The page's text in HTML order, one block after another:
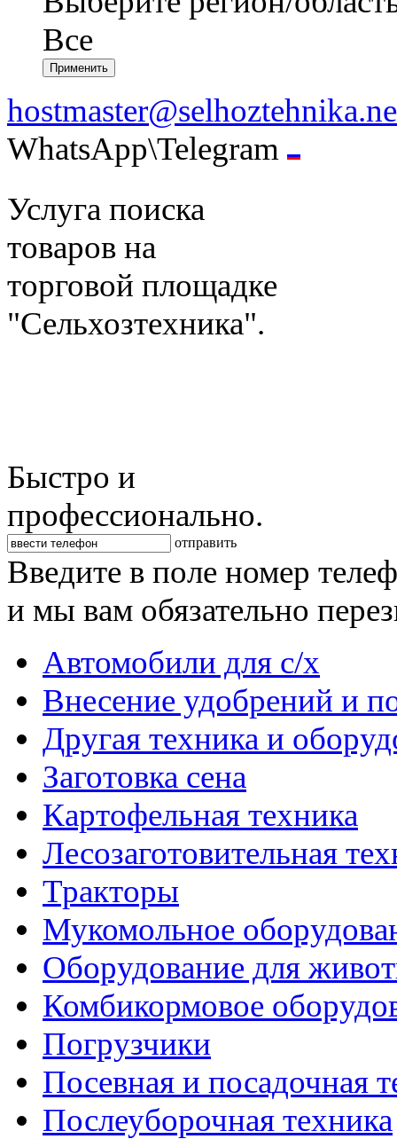
Все
WhatsApp\Telegram
Услуга поиска
товаров на
торговой площадке
"Сельхозтехника".
Быстро и
профессионально.
отправить
Введите в поле номер
и мы вам обязательно
Автомобили для с/х
Внесение удобрений и
Другая техника и
Заготовка сена
Картофельная техника
Лесозаготовительная
Тракторы
Мукомольное
Оборудование для
Комбикормовое
Погрузчики
Посевная и посадочная
Послеуборочная техника